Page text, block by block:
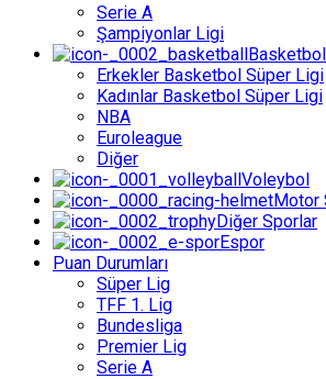
Serie A
Şampiyonlar Ligi
Basketbol
Erkekler Basketbol Süper Ligi
Kadınlar Basketbol Süper Ligi
NBA
Euroleague
Diğer
Voleybol
Motor
Diğer Sporlar
Espor
Puan Durumları
Süper Lig
TFF 1. Lig
Bundesliga
Premier Lig
Serie A